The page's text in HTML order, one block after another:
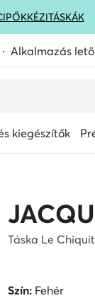
KÉZITÁSKÁK
Alkalmazás
kiegészítők
Táska Le
Szín:Fehér